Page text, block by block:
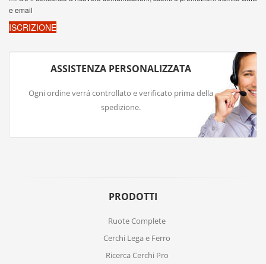
ASSISTENZA PERSONALIZZATA
Ogni ordine verrá controllato e verificato prima della
spedizione.
PRODOTTI
Ruote Complete
Cerchi Lega e Ferro
Ricerca Cerchi Pro